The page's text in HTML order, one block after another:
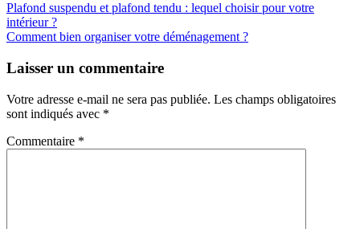
Plafond suspendu et plafond tendu : lequel choisir pour votre
intérieur ?
Comment bien organiser votre déménagement ?
Laisser un commentaire
Votre adresse e-mail ne sera pas publiée. Les champs obligatoires
sont indiqués avec *
Commentaire *